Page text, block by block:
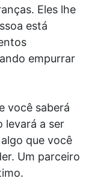
Eles lhe
está
empurrar
você saberá
levará a ser
que você
Um parceiro